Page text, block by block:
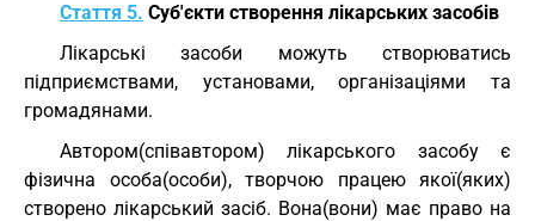
Стаття 5. Суб'єкти створення лікарських засобів
Лікарські засоби можуть створюватись
підприємствами, установами, організаціями та
громадянами.
Автором(співавтором) лікарського засобу є
фізична особа(особи), творчою працею якої(яких)
створено лікарський засіб. Вона(вони) має право на